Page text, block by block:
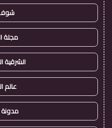
مجلة
الشرقية
عالم